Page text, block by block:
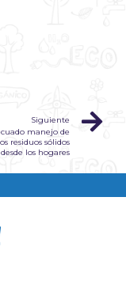
Siguiente
manejo de
residuos sólidos
desde los hogares